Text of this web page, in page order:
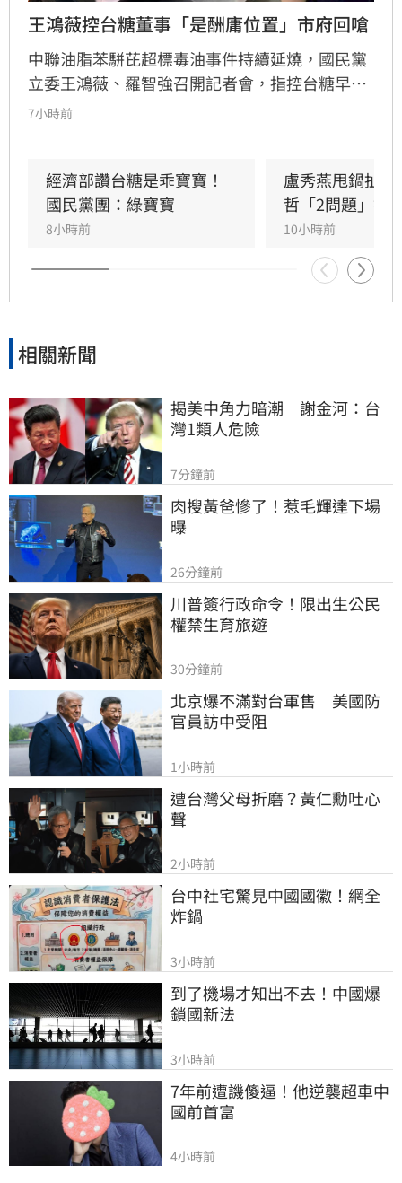
王鴻薇控台糖董事「是酬庸位置」市府回嗆
中聯油脂苯駢芘超標毒油事件持續延燒，國民黨
立委王鴻薇、羅智強召開記者會，指控台糖早在
五月即知情卻隱匿不報，並質疑台糖董事會淪為
回，強調陳其邁市長未曾推薦台糖人事，呼籲勿
惡意抹黑。同時，高市府反擊指出王鴻薇曾收受
遭重罰的南僑油脂政治獻金，質疑其發言動機。
雙方陣營針對台糖人事布局與食安通報責任展開
激烈政治攻防，事件背後的政治角力與食安疑雲
恐將持續擴大，民眾對於食安把關的信任度亦備
7小時前
經濟部讚台糖是乖寶寶！
國民黨團：綠寶寶
8小時前
盧秀燕甩鍋扯
哲「2問題」打
10小時前
相關新聞
揭美中角力暗潮　謝金河：台
灣1類人危險
7分鐘前
肉搜黃爸慘了！惹毛輝達下場
曝
26分鐘前
川普簽行政命令！限出生公民
權禁生育旅遊
30分鐘前
北京爆不滿對台軍售　美國防
官員訪中受阻
1小時前
遭台灣父母折磨？黃仁勳吐心
聲
2小時前
台中社宅驚見中國國徽！網全
炸鍋
3小時前
到了機場才知出不去！中國爆
鎖國新法
3小時前
7年前遭譏傻逼！他逆襲超車中
國前首富
4小時前